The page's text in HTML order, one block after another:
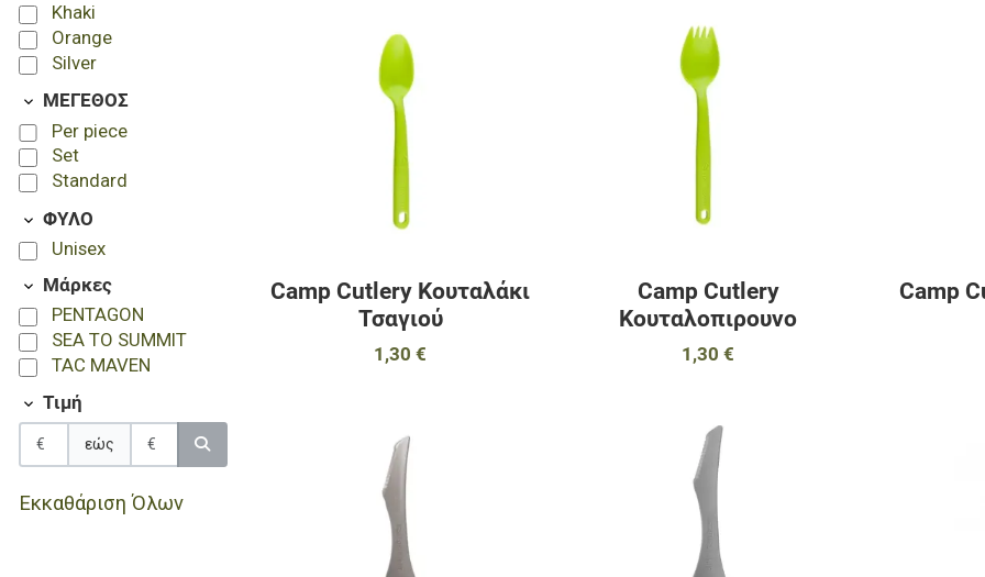
Khaki
Orange
Silver
ΜΕΓΕΘΟΣ
Per piece
Set
Standard
ΦΥΛΟ
Unisex
Μάρκες
PENTAGON
SEA TO SUMMIT
TAC MAVEN
Τιμή
εώς
Εκκαθάριση Όλων
Προσθήκη για σύγκριση
Camp Cutlery Κουταλάκι
Τσαγιού
1,30 €
Camp Cutlery
Κουταλοπιρουνο
1,30 €
Camp
Προσθήκη στα αγαπημένα
Προσθήκη για σύγκριση